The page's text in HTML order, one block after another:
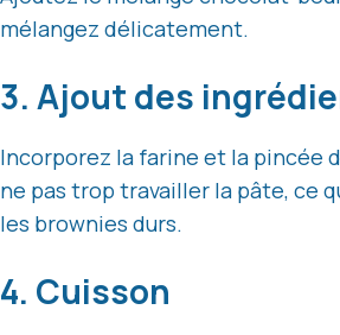
mélangez délicatement.
3. Ajout des
Incorporez la farine et la pincée
ne pas trop travailler la pâte, ce
les brownies durs.
4. Cuisson